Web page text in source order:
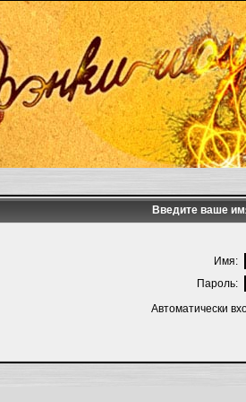
Введите ваше
Имя:
Пароль:
Автоматически